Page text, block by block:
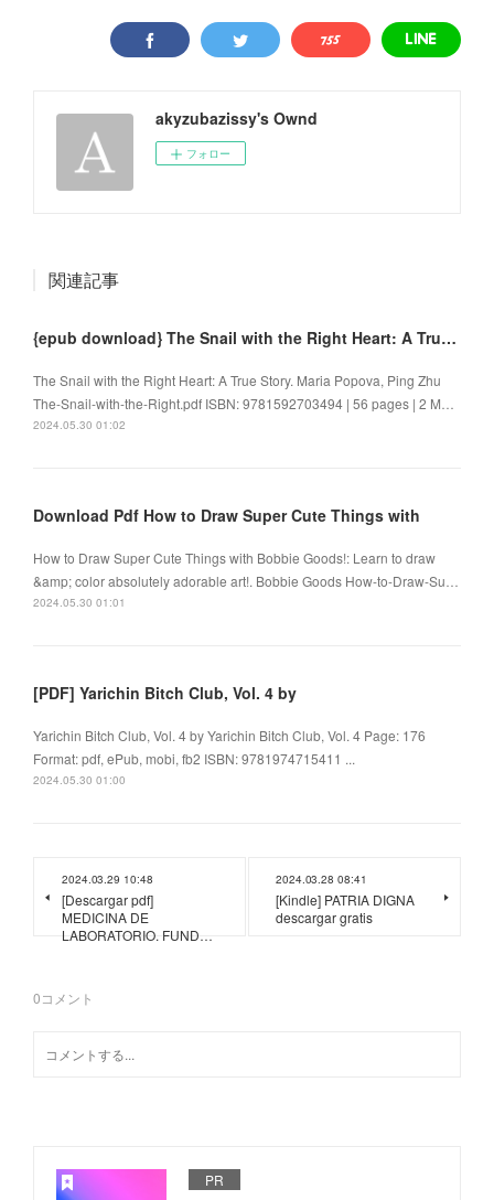
akyzubazissy's Ownd
フォロー
関連記事
{epub download} The Snail with the Right Heart: A True Story by Maria Popova, Ping Zhu
The Snail with the Right Heart: A True Story. Maria Popova, Ping Zhu
The-Snail-with-the-Right.pdf ISBN: 9781592703494 | 56 pages | 2 M…
2024.05.30 01:02
Download Pdf How to Draw Super Cute Things with
How to Draw Super Cute Things with Bobbie Goods!: Learn to draw
&amp; color absolutely adorable art!. Bobbie Goods How-to-Draw-Su…
2024.05.30 01:01
[PDF] Yarichin Bitch Club, Vol. 4 by
Yarichin Bitch Club, Vol. 4 by Yarichin Bitch Club, Vol. 4 Page: 176
Format: pdf, ePub, mobi, fb2 ISBN: 9781974715411 ...
2024.05.30 01:00
2024.03.29 10:48
[Descargar pdf]
MEDICINA DE
LABORATORIO. FUND…
2024.03.28 08:41
[Kindle] PATRIA DIGNA
descargar gratis
0コメント
PR